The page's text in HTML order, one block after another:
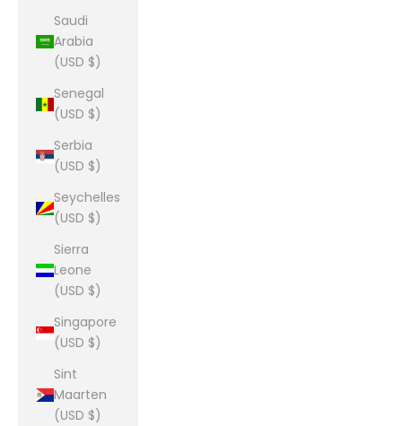
Saudi
Arabia
(USD $)
Senegal
(USD $)
Serbia
(USD $)
Seychelles
(USD $)
Sierra
Leone
(USD $)
Singapore
(USD $)
Sint
Maarten
(USD $)